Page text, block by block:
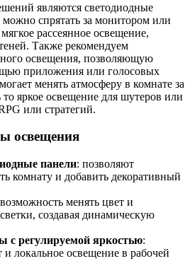
являются светодиодные
спрятать за монитором или
рассеянное освещение,
Также рекомендуем
освещения, позволяющую
приложения или голосовых
менять атмосферу в комнате за
яркое освещение для шутеров или
или стратегий.
освещения
панели: позволяют
комнату и добавить декоративный
менять цвет и
создавая динамическую
с регулируемой яркостью:
локальное освещение в рабочей